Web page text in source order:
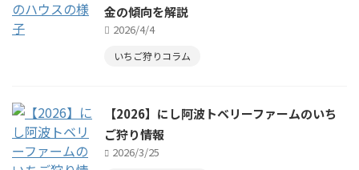
金の傾向を解説
2026/4/4
いちご狩りコラム
【2026】にし阿波トベリーファームのいち
ご狩り情報
2026/3/25